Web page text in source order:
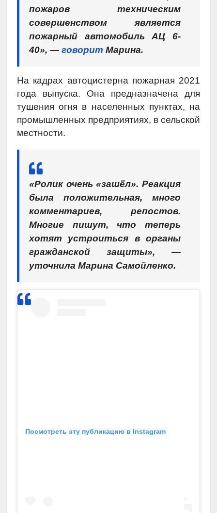
пожаров техническим
совершенством является
пожарный автомобиль АЦ 6-
40», — говорит Марина.
На кадрах автоцистерна пожарная 2021
года выпуска. Она предназначена для
тушения огня в населенных пунктах, на
промышленных предприятиях, в сельской
местности.
«Ролик очень «зашёл». Реакция
была положительная, много
комментариев, репостов.
Многие пишут, что теперь
хотят устроиться в органы
гражданской защиты», —
уточнила Марина Самойленко.
Посмотреть эту публикацию в Instagram